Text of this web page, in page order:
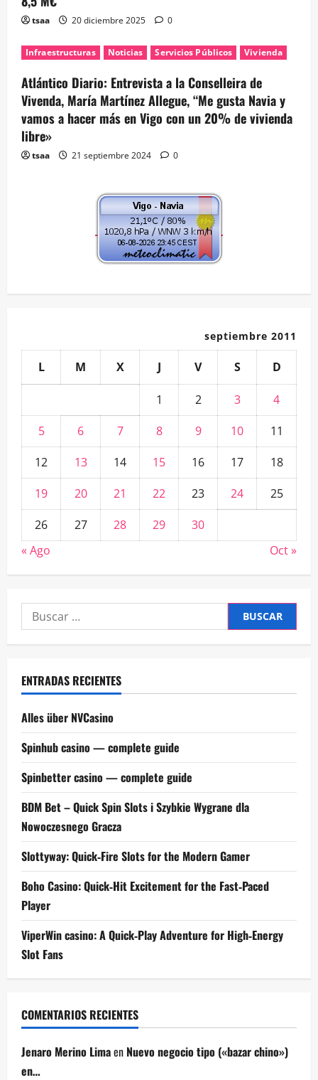
tsaa 20 diciembre 2025 0
Infraestructuras Noticias Servicios Públicos Vivienda
Atlántico Diario: Entrevista a la Conselleira de
Vivenda, María Martínez Allegue, “Me gusta Navia y
vamos a hacer más en Vigo con un 20% de vivienda
libre»
tsaa 21 septiembre 2024 0
septiembre 2011
L M X J V S D
1 2 3
4
5
6 7 8 9 10
11
12
13 14 15 16 17
18
19
20 21 22 23 24
25
26
27 28 29
30
« Ago
Oct »
Buscar:
ENTRADAS RECIENTES
Alles über NVCasino
Spinhub casino — complete guide
Spinbetter casino — complete guide
BDM Bet – Quick Spin Slots i Szybkie Wygrane dla
Nowoczesnego Gracza
Slottyway: Quick‑Fire Slots for the Modern Gamer
Boho Casino: Quick‑Hit Excitement for the Fast‑Paced
Player
ViperWin casino: A Quick‑Play Adventure for High‑Energy
Slot Fans
COMENTARIOS RECIENTES
Jenaro Merino Limaen Nuevo negocio tipo («bazar chino»)
en…